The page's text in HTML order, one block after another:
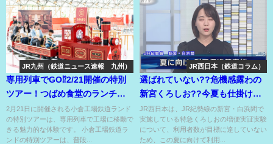
JR九州（鉄道ニュース速報 九州）
専用列車でGO⁉2/21開催の特別
ツアー！つばめ食堂のランチも
魅力♡
2月21日に開催される小倉工場鉄道ランド
の特別ツアーは、専用列車で工場に移動で
きる魅力的な体験です。 小倉工場鉄道ラ
ンドの特別ツアーは、普段...
JR西日本（鉄道コラム）
選ばれていない??危機感露わの
新宮くろしお??今夏も仕掛ける
モーション??
JR西日本は、JR紀勢線の新宮・白浜間で
実施している特急くろしおの増便実証実験
について、利用者数が目標に達していない
ため、この夏に向けて利用...